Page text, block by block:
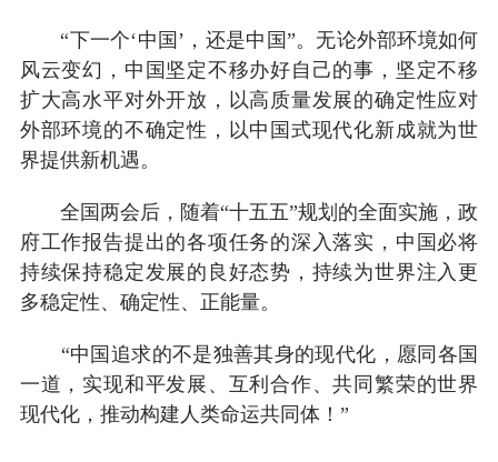
“下一个‘中国’，还是中国”。无论外部环境如何
风云变幻，中国坚定不移办好自己的事，坚定不移
扩大高水平对外开放，以高质量发展的确定性应对
外部环境的不确定性，以中国式现代化新成就为世
界提供新机遇。
全国两会后，随着“十五五”规划的全面实施，政
府工作报告提出的各项任务的深入落实，中国必将
持续保持稳定发展的良好态势，持续为世界注入更
多稳定性、确定性、正能量。
“中国追求的不是独善其身的现代化，愿同各国
一道，实现和平发展、互利合作、共同繁荣的世界
现代化，推动构建人类命运共同体！”